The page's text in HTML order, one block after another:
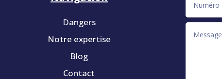
Dangers
Notre expertise
Blog
Contact